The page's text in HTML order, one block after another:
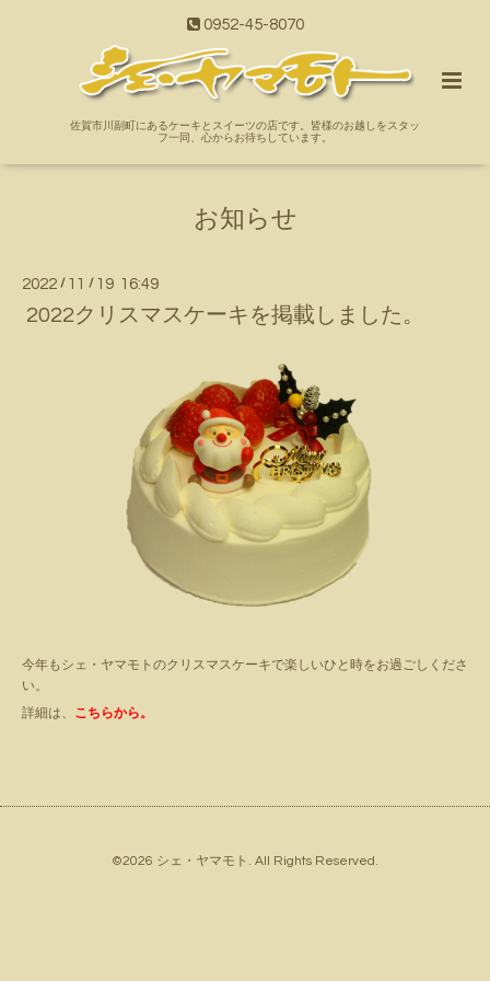
0952-45-8070
佐賀市川副町にあるケーキとスイーツの店です。皆様のお越しをスタッ
フ一同、心からお待ちしています。
お知らせ
2022 / 11 / 19 16:49
2022クリスマスケーキを掲載しました。
今年もシェ・ヤマモトのクリスマスケーキで楽しいひと時をお過ごしくださ
い。
詳細は、 こちらから。
©2026 シェ・ヤマモト . All Rights Reserved.